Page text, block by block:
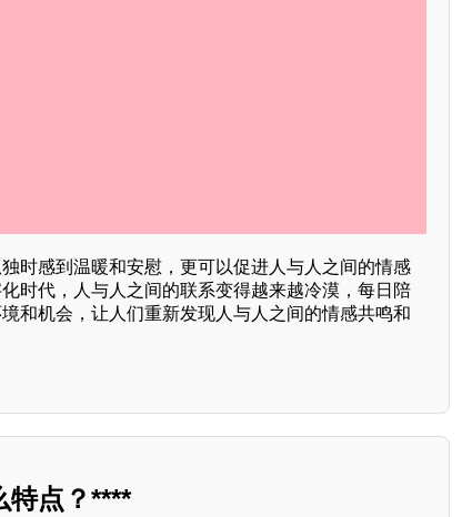
时感到温暖和安慰，更可以促进人与人之间的情感
时代，人与人之间的联系变得越来越冷漠，每日陪
和机会，让人们重新发现人与人之间的情感共鸣和
特点？****